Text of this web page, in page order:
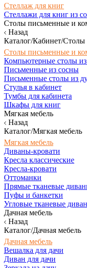
Стеллаж для книг
Стеллажи для книг из
Столы письменные и
Назад
Каталог/Кабинет/
Столы письменные и
Компьютерные столы из
Письменные из сосны
Письменные столы из
Стулья в кабинет
Тумбы для кабинета
Шкафы для книг
Мягкая мебель
Назад
Каталог/Мягкая мебель
Мягкая мебель
Диваны-кровати
Кресла классические
Кресла-кровати
Оттоманки
Прямые тканевые
Пуфы и банкетки
Угловые тканевые
Дачная мебель
Назад
Каталог/Дачная мебель
Дачная мебель
Вешалка для дачи
Диван для дачи